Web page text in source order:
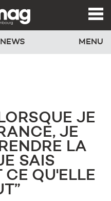
MENU
JE
JE
LA
SAIS
CE QU'ELLE